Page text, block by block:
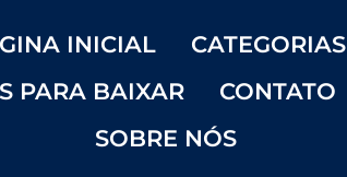
INICIAL
CATEGORIAS
PARA BAIXAR
CONTATO
SOBRE NÓS